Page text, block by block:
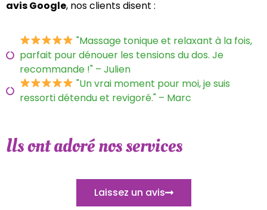
avis Google, nos clients disent :
"Massage tonique et relaxant à la fois,
parfait pour dénouer les tensions du dos. Je
recommande !" – Julien
"Un vrai moment pour moi, je suis
ressorti détendu et revigoré." – Marc
Ils ont adoré nos services
Laissez un avis